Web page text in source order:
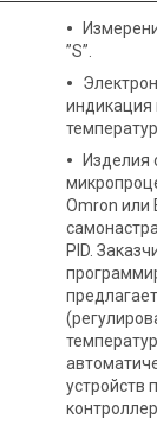
”S”.
индикация
Omron или
PID.
устройств